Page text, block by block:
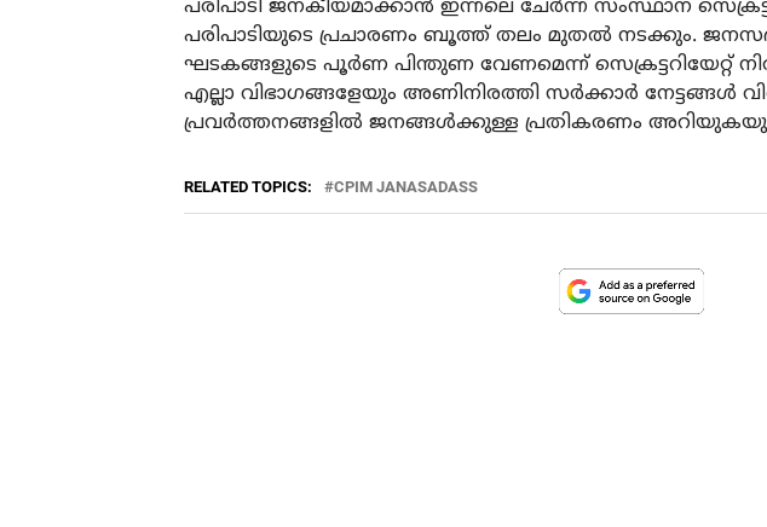
പരിപാടി ജനകീയമാക്കാന്‍ ഇന്നലെ ചേര്‍ന്ന സംസ്ഥാന
പരിപാടിയുടെ പ്രചാരണം ബൂത്ത് തലം മുതല്‍ നടക്കും.
ഘടകങ്ങളുടെ പൂര്‍ണ പിന്തുണ വേണമെന്ന് സെക്രട്ടറിയേറ്റ്
എല്ലാ വിഭാഗങ്ങളേയും അണിനിരത്തി സര്‍ക്കാര്‍ നേട്ടങ്ങള്‍
പ്രവര്‍ത്തനങ്ങളില്‍ ജനങ്ങള്‍ക്കുള്ള പ്രതികരണം
RELATED TOPICS: CPIM JANASADASS